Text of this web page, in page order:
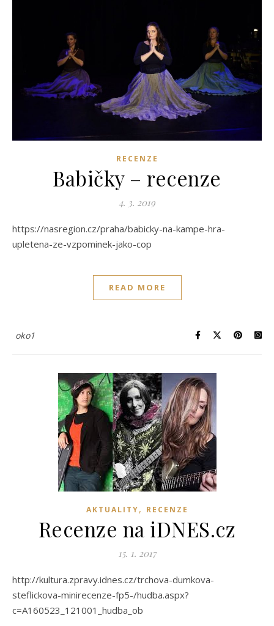
RECENZE
Babičky – recenze
4. 3. 2019
https://nasregion.cz/praha/babicky-na-kampe-hra-
upletena-ze-vzpominek-jako-cop
READ MORE
oko1
AKTUALITY, RECENZE
Recenze na iDNES.cz
15. 1. 2017
http://kultura.zpravy.idnes.cz/trchova-dumkova-
steflickova-minirecenze-fp5-/hudba.aspx?
c=A160523_121001_hudba_ob